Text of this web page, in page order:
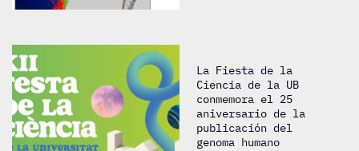
La Fiesta de la
Ciencia de la UB
conmemora el 25
aniversario de la
publicación del
genoma humano